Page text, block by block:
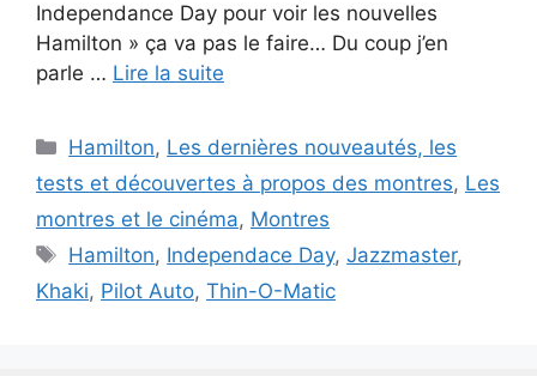
Independance Day pour voir les nouvelles
Hamilton » ça va pas le faire… Du coup j’en
parle … Lire la suite
Catégories
Hamilton, Les dernières nouveautés, les
tests et découvertes à propos des montres, Les
montres et le cinéma, Montres
Étiquettes
Hamilton, Independace Day,Jazzmaster,
Khaki, Pilot Auto, Thin-O-Matic